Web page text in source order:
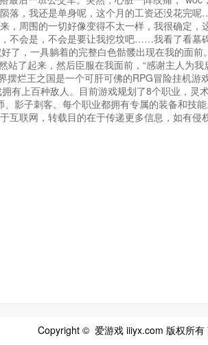
落，我还是单身呢，这个月的工资还没花完
周围的一切好像变得不太一样，我很确定，
会是，不会是要让我挖坟吧……我看了看墓
了，一具躺着的完整白色骷髅出现在我的面
站了起来，然后臣服在我面前，“感谢主人为
烂王之国是一个可肝可佛的RPG冒险挂机游
有上百种敌人。目前游戏规划了8个职业，灵
影子刺客。每个职业都拥有专属的装备和技能
互联网，转载目的在于传递更多信息，如有侵
Copyright © 爱游戏 iiiyx.com 版权所有